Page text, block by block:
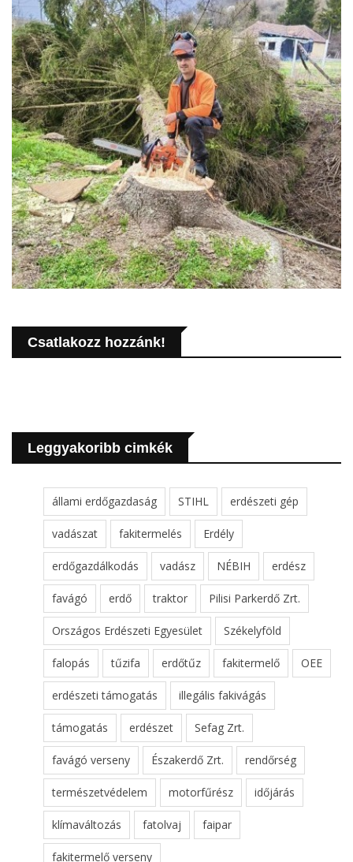
Csatlakozz hozzánk!
Leggyakoribb cimkék
állami erdőgazdaság STIHL erdészeti gép
vadászat fakitermelés Erdély
erdőgazdálkodás vadász NÉBIH erdész
favágó erdő traktor Pilisi Parkerdő Zrt.
Országos Erdészeti Egyesület Székelyföld
falopás tűzifa erdőtűz fakitermelő OEE
erdészeti támogatás illegális fakivágás
támogatás erdészet Sefag Zrt.
favágó verseny Északerdő Zrt. rendőrség
természetvédelem motorfűrész időjárás
klímaváltozás fatolvaj faipar
fakitermelő verseny